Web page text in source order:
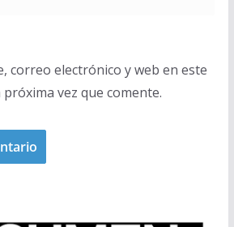
correo electrónico y web en este
vez que comente.